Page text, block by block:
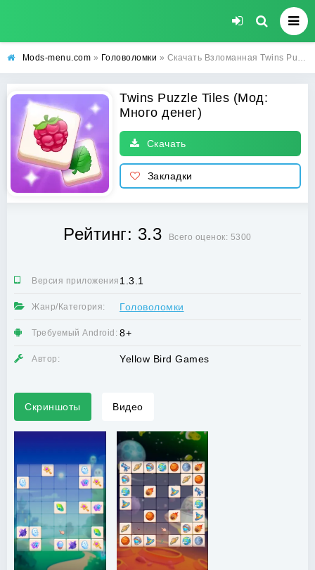
Mods-menu.com » Головоломки » Скачать Взломанная Twins Puzzle Tiles на Андроид (Много денег) бесплатно
Twins Puzzle Tiles (Мод:
Много денег)
Скачать
Закладки
Рейтинг: 3.3 Всего оценок: 5300
Версия приложения:1.3.1
Жанр/Категория: Головоломки
Требуемый Android: 8+
Автор: Yellow Bird Games
Скриншоты Видео